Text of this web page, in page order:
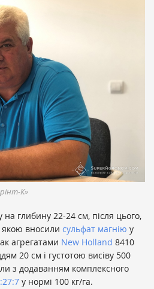
К»
глибину 22-24 см, після цього,
якою вносили сульфат магнію у
агрегатами New Holland 8410
20 см і густотою висіву 500
з додаванням комплексного
у нормі 100 кг/га.